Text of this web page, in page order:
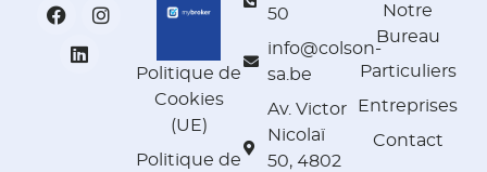
50
info@colson-
sa.be
Av. Victor
Nicolaï
50, 4802
Notre
Bureau
Particuliers
Entreprises
Contact
Politique de
Cookies
(UE)
Politique de